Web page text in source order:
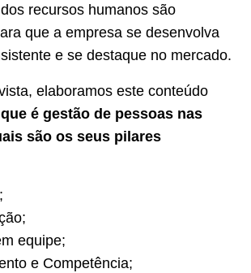
recursos humanos são
que a empresa se desenvolva
e se destaque no mercado.
elaboramos este conteúdo
é gestão de pessoas nas
são os seus pilares
equipe;
e Competência;